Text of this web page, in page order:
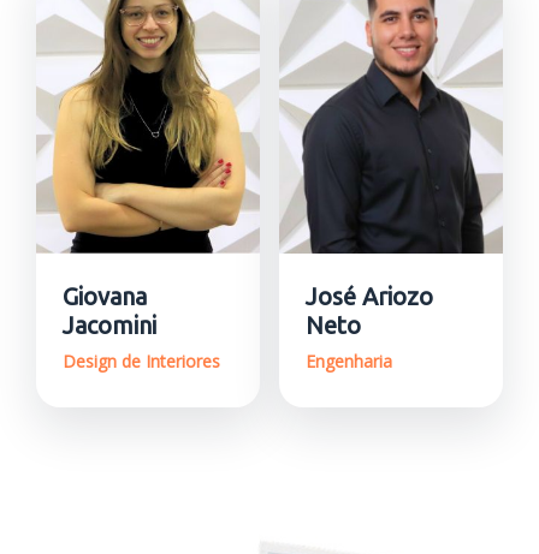
Giovana
Jacomini
Design de Interiores
José Ariozo
Neto
Engenharia